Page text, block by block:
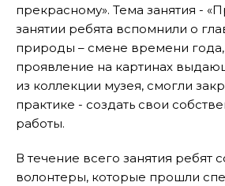
прекрасному». Тема занятия -
занятии ребята вспомнили о
природы – смене времени
проявление на картинах
из коллекции музея, смогли
практике - создать свои
работы.
В течение всего занятия ребят
волонтеры, которые прошли